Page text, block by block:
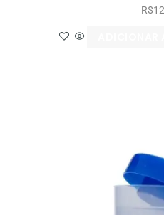
R$